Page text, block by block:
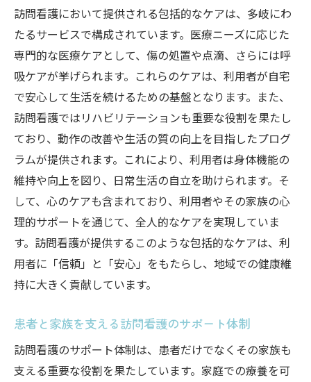
訪問看護において提供される包括的なケアは、多岐にわ
たるサービスで構成されています。医療ニーズに応じた
専門的な医療ケアとして、傷の処置や点滴、さらには呼
吸ケアが挙げられます。これらのケアは、利用者が自宅
で安心して生活を続けるための基盤となります。また、
訪問看護ではリハビリテーションも重要な役割を果たし
ており、動作の改善や生活の質の向上を目指したプログ
ラムが提供されます。これにより、利用者は身体機能の
維持や向上を図り、日常生活の自立を助けられます。そ
して、心のケアも含まれており、利用者やその家族の心
理的サポートを通じて、全人的なケアを実現していま
す。訪問看護が提供するこのような包括的なケアは、利
用者に「信頼」と「安心」をもたらし、地域での健康維
持に大きく貢献しています。
患者と家族を支える訪問看護のサポート体制
訪問看護のサポート体制は、患者だけでなくその家族も
支える重要な役割を果たしています。家庭での療養を可